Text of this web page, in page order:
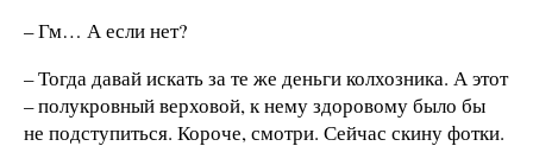
– Гм… А если нет?
– Тогда давай искать за те же деньги колхозника. А этот
– полукровный верховой, к нему здоровому было бы
не подступиться. Короче, смотри. Сейчас скину фотки.